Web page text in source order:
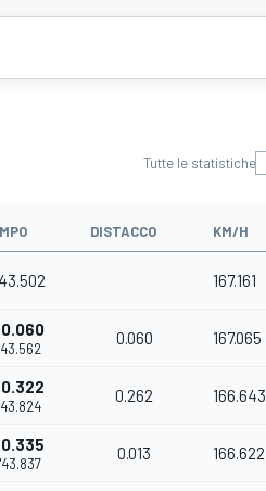
Tutte le statistiche
DISTACCO KM/H
167.161
0.060 167.065
0.262 166.643
0.013 166.622